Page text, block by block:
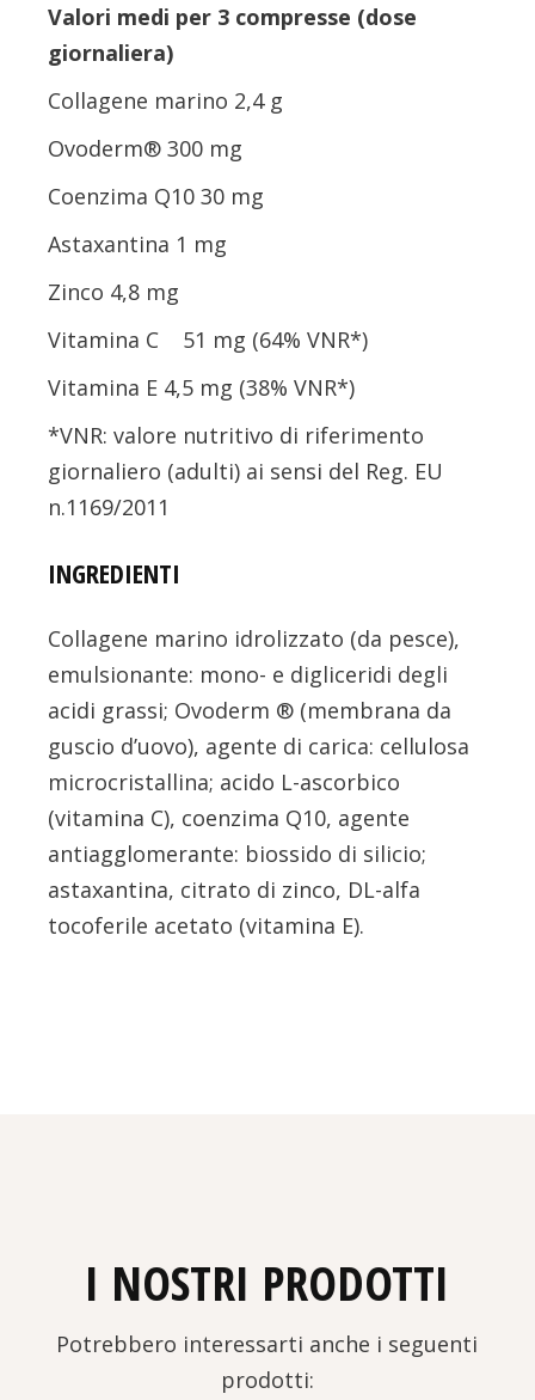
Valori medi per 3 compresse (dose
giornaliera)
Collagene marino 2,4 g
Ovoderm® 300 mg
Coenzima Q10 30 mg
Astaxantina 1 mg
Zinco 4,8 mg
Vitamina C 51 mg (64% VNR*)
Vitamina E 4,5 mg (38% VNR*)
*VNR: valore nutritivo di riferimento
giornaliero (adulti) ai sensi del Reg. EU
n.1169/2011
INGREDIENTI
Collagene marino idrolizzato (da pesce),
emulsionante: mono- e digliceridi degli
acidi grassi; Ovoderm ® (membrana da
guscio d’uovo), agente di carica: cellulosa
microcristallina; acido L-ascorbico
(vitamina C), coenzima Q10, agente
antiagglomerante: biossido di silicio;
astaxantina, citrato di zinco, DL-alfa
tocoferile acetato (vitamina E).
I NOSTRI PRODOTTI
Potrebbero interessarti anche i seguenti
prodotti: